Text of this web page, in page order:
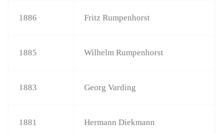
1886 Fritz Rumpenhorst
1885 Wilhelm Rumpenhorst
1883 Georg Varding
1881 Hermann Diekmann